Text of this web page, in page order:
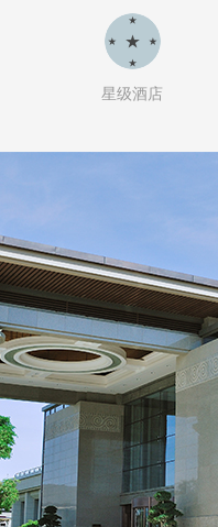
星级酒店